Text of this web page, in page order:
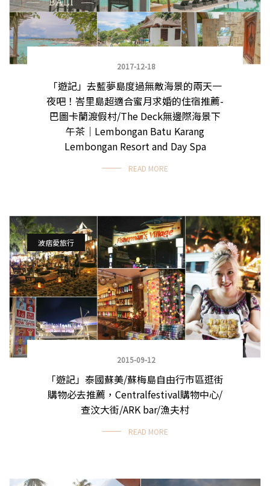
2017-12-18
「遊記」去藍夢島度過無敵海景的兩天一
夜吧！峇里島超適合蜜月求婚的住宿推薦-
巴圖卡蘭渡假村/The Deck無邊際海景下
午茶｜Lembongan Batu Karang
Lembongan Resort and Day Spa
READ MORE
波痞愛旅行
2015-09-12
「遊記」泰國蘇美/蘇梅島自由行市區逛街
購物必去推薦，Centralfestival購物中心/
查汶大街/ARK bar/漁夫村
READ MORE